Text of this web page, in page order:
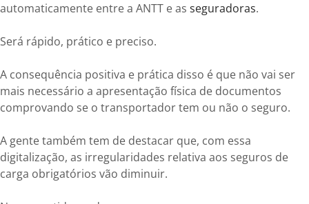
automaticamente entre a ANTT e as seguradoras.
Será rápido, prático e preciso.
A consequência positiva e prática disso é que não vai ser
mais necessário a apresentação física de documentos
comprovando se o transportador tem ou não o seguro.
A gente também tem de destacar que, com essa
digitalização, as irregularidades relativa aos seguros de
carga obrigatórios vão diminuir.